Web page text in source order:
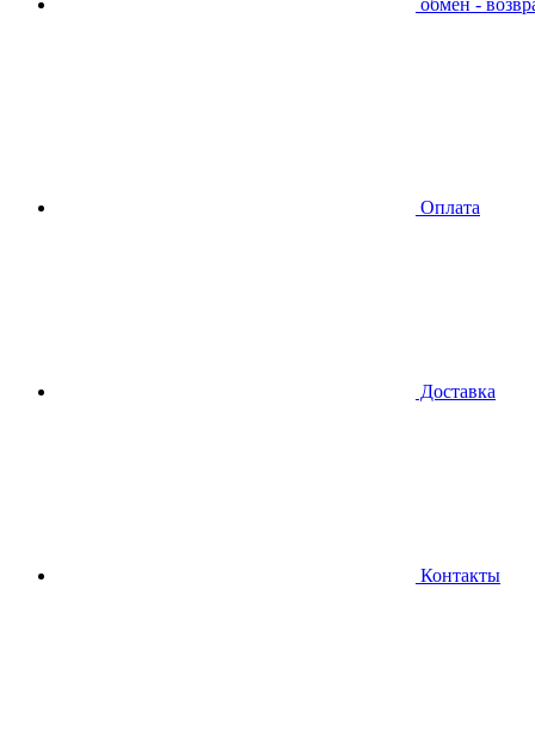
обмен -
Оплата
Доставка
Контакты